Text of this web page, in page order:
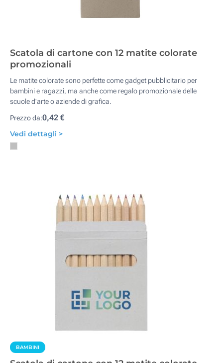
Scatola di cartone con 12 matite colorate
promozionali
Le matite colorate sono perfette come gadget pubblicitario per
bambini e ragazzi, ma anche come regalo promozionale delle
scuole d'arte o aziende di grafica.
Prezzo da:0,42 €
Vedi dettagli >
BAMBINI